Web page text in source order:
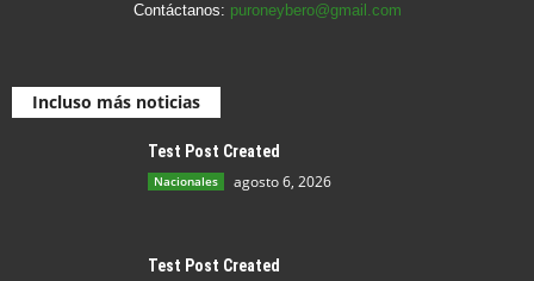
Contáctanos: puroneybero@gmail.com
Incluso más noticias
Test Post Created
Nacionales agosto 6, 2026
Test Post Created